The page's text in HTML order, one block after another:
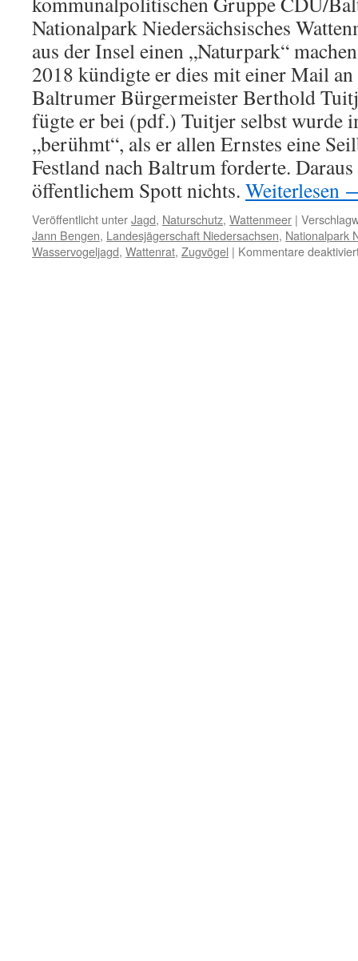
Nationalpark Niedersächsisches
aus der Insel einen „Naturpark“
2018 kündigte er dies mit einer Mail
Baltrumer Bürgermeister Berthold
fügte er bei (pdf.) Tuitjer selbst wurde
„berühmt“, als er allen Ernstes eine
Festland nach Baltrum forderte.
öffentlichem Spott nichts. Weiterlesen
Veröffentlicht unterJagd, Naturschutz, Wattenmeer |
Jann Bengen, Landesjägerschaft Niedersachsen, Nationalpark
Wasservogeljagd, Wattenrat, Zugvögel | Kommentare